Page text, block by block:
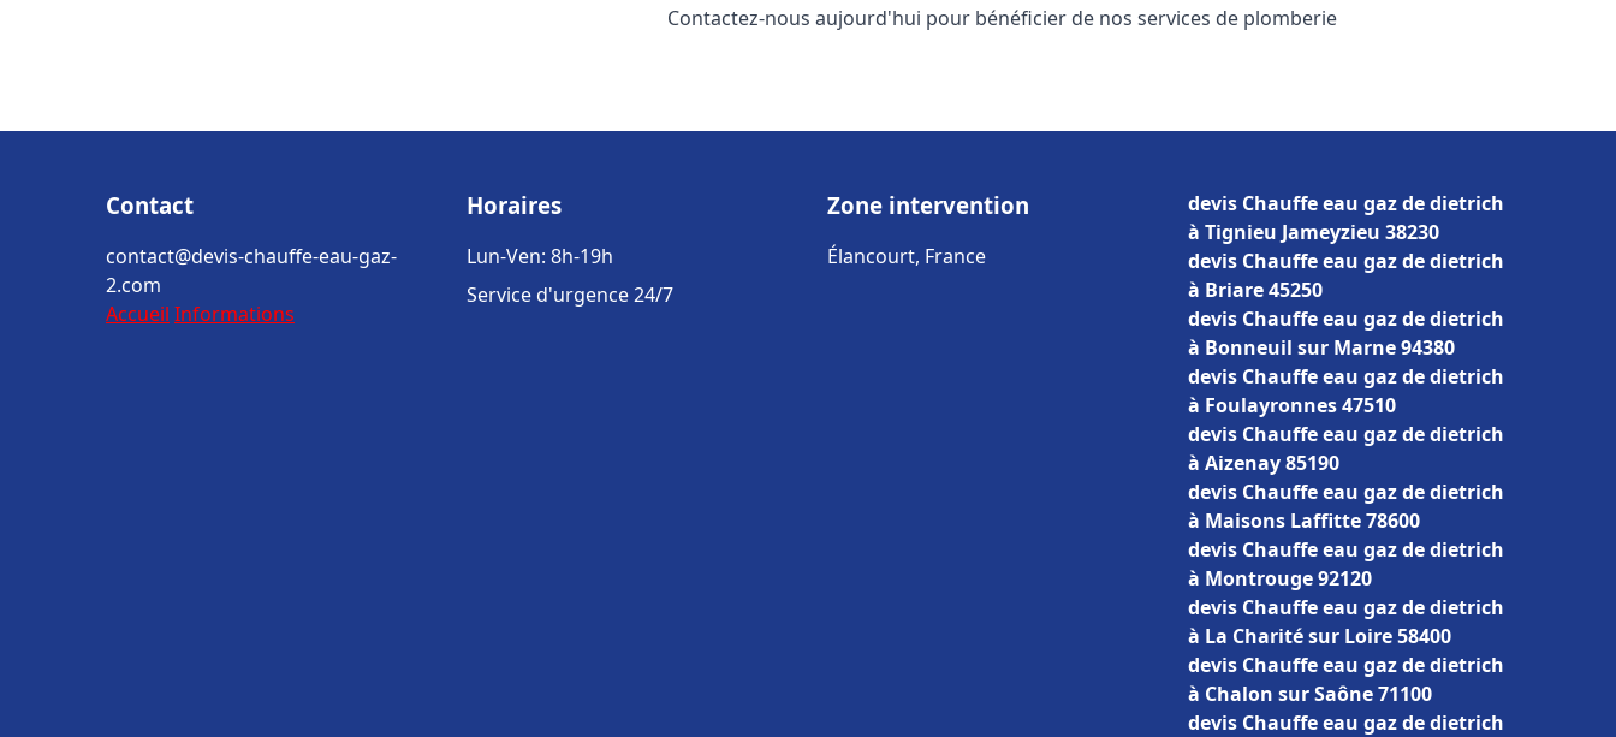
Contactez-nous aujourd'hui pour bénéficier de nos services de plomberie
Contact
contact@devis-chauffe-eau-gaz-
2.com
Accueil Informations
Horaires
Lun-Ven: 8h-19h
Service d'urgence 24/7
Zone intervention
Élancourt, France
devis Chauffe eau gaz de dietrich
à Tignieu Jameyzieu 38230
devis Chauffe eau gaz de dietrich
à Briare 45250
devis Chauffe eau gaz de dietrich
à Bonneuil sur Marne 94380
devis Chauffe eau gaz de dietrich
à Foulayronnes 47510
devis Chauffe eau gaz de dietrich
à Aizenay 85190
devis Chauffe eau gaz de dietrich
à Maisons Laffitte 78600
devis Chauffe eau gaz de dietrich
à Montrouge 92120
devis Chauffe eau gaz de dietrich
à La Charité sur Loire 58400
devis Chauffe eau gaz de dietrich
à Chalon sur Saône 71100
devis Chauffe eau gaz de dietrich